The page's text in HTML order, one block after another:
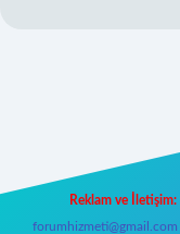
Reklam ve İletişim:
forumhizmeti@gmail.com